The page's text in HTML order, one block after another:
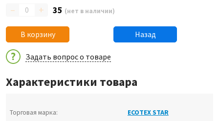
– + 35 (нет в наличии)
В корзину Назад
Задать вопрос о товаре
Характеристики товара
Торговая марка:
ECOTEX STAR